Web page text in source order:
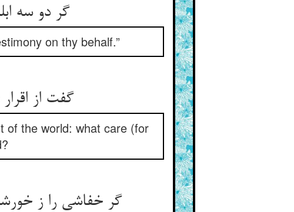
گر دو سه
on thy behalf.”
گفت از
of the world: what care (for
گر خفاشی را ز